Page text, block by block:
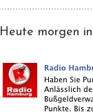
Heute morgen